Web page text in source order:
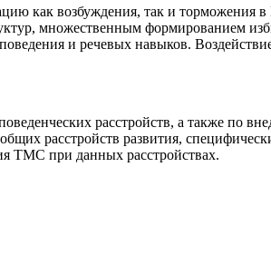
как возбуждения, так и торможения
множественным формированием
и речевых навыков.
расстройств, а также по
расстройств развития,
ТМС при данных расстройствах.